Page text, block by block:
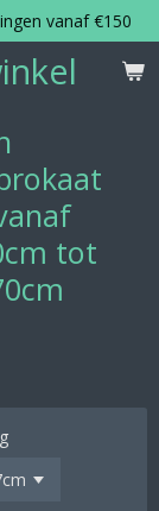
vanaf €150
tot